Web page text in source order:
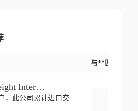
与**匹配交易
P.don Transfreight International
，此公司累计进口交